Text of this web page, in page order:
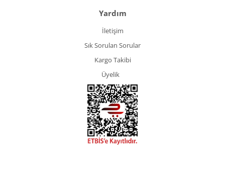
Yardım
İletişim
Sık Sorulan Sorular
Kargo Takibi
Üyelik